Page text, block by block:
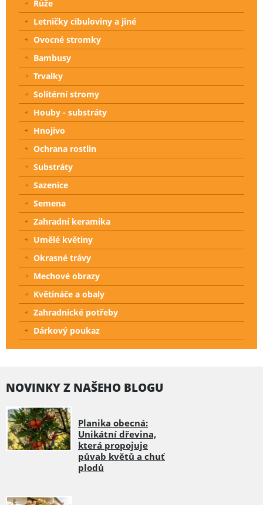
Růže
Letničky cibuloviny a jiné
Ovocné stromky
Bambusy
Trvalky
Solitérní stromy
Houby - substráty
Hnojivo
Ochrana rostlin
Substráty
Sazenice
Semena
Zahradní keramika
Umělé květiny
Okrasné trávy
Mechové obrazy
Květináče a obaly
Zahradnické potřeby
Dárkový poukaz
NOVINKY Z NAŠEHO BLOGU
Planika obecná:
Unikátní dřevina,
která propojuje
půvab květů a chuť
plodů